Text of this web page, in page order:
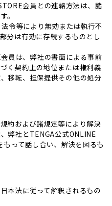
会員との連絡方法は、諸
。
令等により無効または執行不
分は有効に存続するものとし
員は、弊社の書面による事前
く契約上の地位または権利義
移転、担保提供その他の処分
約および諸規定等により解決
弊社とTENGA公式ONLINE
って話し合い、解決を図るも
本法に従って解釈されるもの